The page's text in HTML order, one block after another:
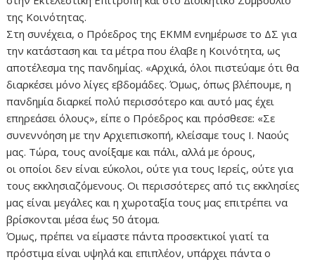
της Κοινότητας.
Στη συνέχεια, ο Πρόεδρος της ΕΚΜΜ ενημέρωσε το ΔΣ για
την κατάσταση και τα μέτρα που έλαβε η Κοινότητα, ως
αποτέλεσμα της πανδημίας. «Αρχικά, όλοι πιστεύαμε ότι θα
διαρκέσει μόνο λίγες εβδομάδες. Όμως, όπως βλέπουμε, η
πανδημία διαρκεί πολύ περισσότερο και αυτό μας έχει
επηρεάσει όλους», είπε ο Πρόεδρος και πρόσθεσε: «Σε
συνεννόηση με την Αρχιεπισκοπή, κλείσαμε τους Ι. Ναούς
μας. Τώρα, τους ανοίξαμε και πάλι, αλλά με όρους,
οι οποίοι δεν είναι εύκολοι, ούτε για τους Ιερείς, ούτε για
τους εκκλησιαζόμενους. Οι περισσότερες από τις εκκλησίες
μας είναι μεγάλες και η χωροταξία τους μας επιτρέπει να
βρίσκονται μέσα έως 50 άτομα.
Όμως, πρέπει να είμαστε πάντα προσεκτικοί γιατί τα
πρόστιμα είναι υψηλά και επιπλέον, υπάρχει πάντα ο